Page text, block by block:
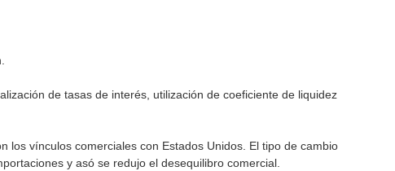
de tasas de interés, utilización de coeficiente de liquidez
los vínculos comerciales con Estados Unidos. El tipo de cambio
y asó se redujo el desequilibro comercial.